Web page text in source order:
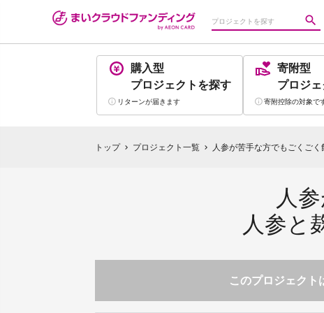
購入型
プロジェクト を探す
リターンが届きます
寄附型
プロジェ
寄附控除の対象で
トップ chevron_right プロジェクト一覧 chevron_right 人参が苦手な方でもごくご
人
人参と
このプロジェクト